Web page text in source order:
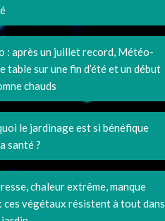
: après un juillet record, Météo-
table sur une fin d’été et un début
chauds
le jardinage est si bénéfique
santé ?
chaleur extrême, manque
: ces végétaux résistent à tout dans